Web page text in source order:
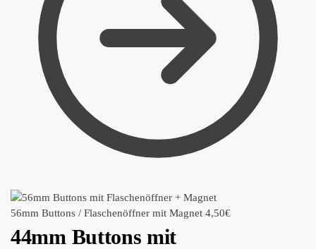
56mm Buttons / Flaschenöffner mit Magnet 4,50€
44mm Buttons mit